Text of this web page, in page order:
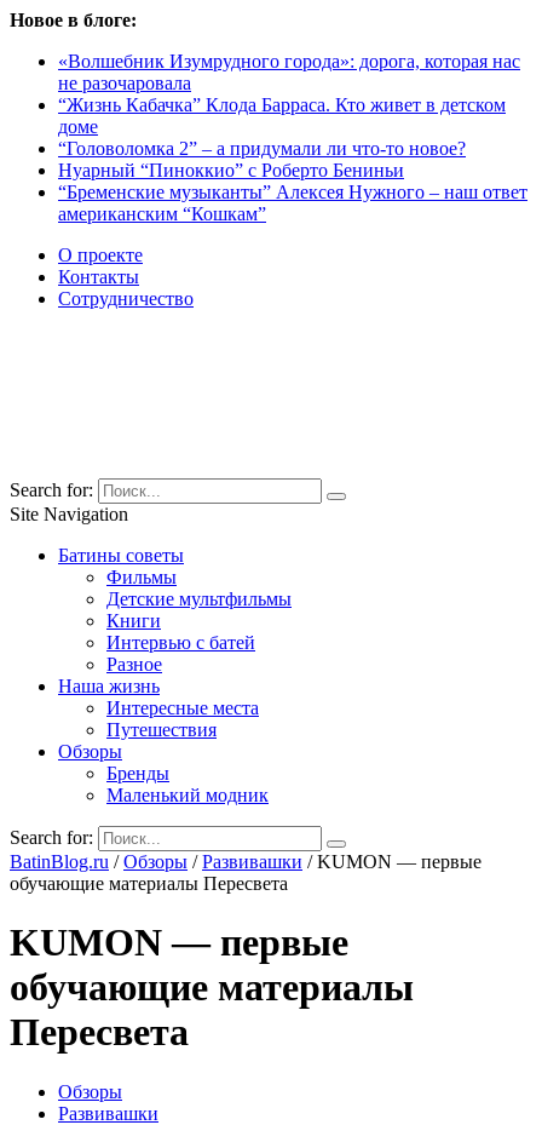
Новое в блоге:
«Волшебник Изумрудного города»: дорога, которая нас
не разочаровала
“Жизнь Кабачка” Клода Барраса. Кто живет в детском
доме
“Головоломка 2” – а придумали ли что-то новое?
Нуарный “Пиноккио” с Роберто Бениньи
“Бременские музыканты” Алексея Нужного – наш ответ
американским “Кошкам”
О проекте
Контакты
Сотрудничество
Search for:
Site Navigation
Батины советы
Фильмы
Детские мультфильмы
Книги
Интервью с батей
Разное
Наша жизнь
Интересные места
Путешествия
Обзоры
Бренды
Маленький модник
Search for:
BatinBlog.ru /Обзоры /Развивашки /KUMON — первые
обучающие материалы Пересвета
KUMON — первые
обучающие материалы
Пересвета
Обзоры
Развивашки